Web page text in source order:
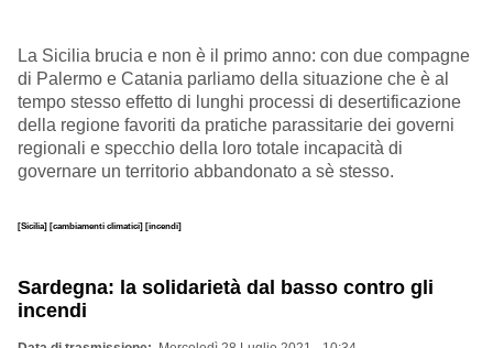
La Sicilia brucia e non è il primo anno: con due compagne
di Palermo e Catania parliamo della situazione che è al
tempo stesso effetto di lunghi processi di desertificazione
della regione favoriti da pratiche parassitarie dei governi
regionali e specchio della loro totale incapacità di
governare un territorio abbandonato a sè stesso.
[Sicilia] [cambiamenti climatici] [incendi]
Sardegna: la solidarietà dal basso contro gli
incendi